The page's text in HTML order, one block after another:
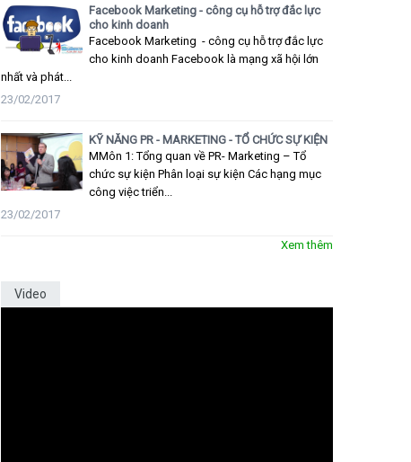
Facebook Marketing - công cụ hỗ trợ đắc lực
cho kinh doanh
Facebook Marketing - công cụ hỗ trợ đắc lực
cho kinh doanh Facebook là mạng xã hội lớn
nhất và phát...
23/02/2017
KỸ NĂNG PR - MARKETING - TỔ CHỨC SỰ KIỆN
MMôn 1: Tổng quan về PR- Marketing – Tổ
chức sự kiện Phân loại sự kiện Các hạng mục
công việc triển...
23/02/2017
Xem thêm
Video